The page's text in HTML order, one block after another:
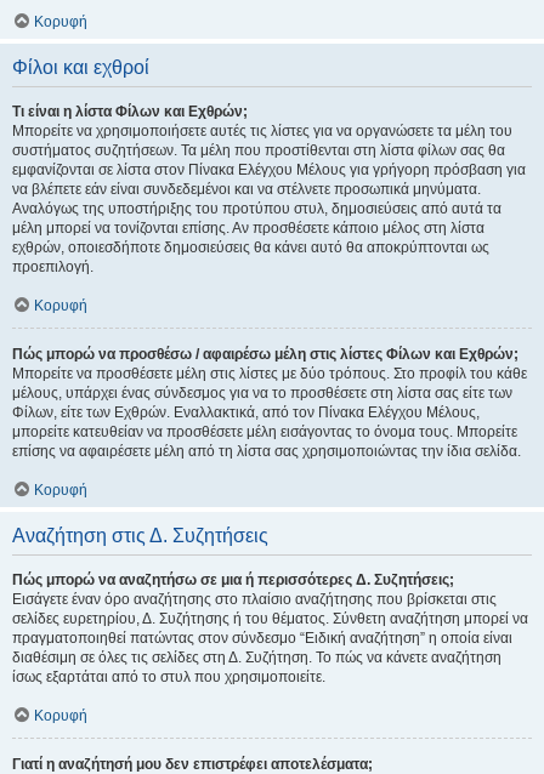
Κορυφή
Φίλοι και εχθροί
Τι είναι η λίστα Φίλων και Εχθρών;
Μπορείτε να χρησιμοποιήσετε αυτές τις λίστες για να οργανώσετε τα μέλη του
συστήματος συζητήσεων. Τα μέλη που προστίθενται στη λίστα φίλων σας θα
εμφανίζονται σε λίστα στον Πίνακα Ελέγχου Μέλους για γρήγορη πρόσβαση για
να βλέπετε εάν είναι συνδεδεμένοι και να στέλνετε προσωπικά μηνύματα.
Αναλόγως της υποστήριξης του προτύπου στυλ, δημοσιεύσεις από αυτά τα
μέλη μπορεί να τονίζονται επίσης. Αν προσθέσετε κάποιο μέλος στη λίστα
εχθρών, οποιεσδήποτε δημοσιεύσεις θα κάνει αυτό θα αποκρύπτονται ως
προεπιλογή.
Κορυφή
Πώς μπορώ να προσθέσω / αφαιρέσω μέλη στις λίστες Φίλων και Εχθρών;
Μπορείτε να προσθέσετε μέλη στις λίστες με δύο τρόπους. Στο προφίλ του κάθε
μέλους, υπάρχει ένας σύνδεσμος για να το προσθέσετε στη λίστα σας είτε των
Φίλων, είτε των Εχθρών. Εναλλακτικά, από τον Πίνακα Ελέγχου Μέλους,
μπορείτε κατευθείαν να προσθέσετε μέλη εισάγοντας το όνομα τους. Μπορείτε
επίσης να αφαιρέσετε μέλη από τη λίστα σας χρησιμοποιώντας την ίδια σελίδα.
Κορυφή
Αναζήτηση στις Δ. Συζητήσεις
Πώς μπορώ να αναζητήσω σε μια ή περισσότερες Δ. Συζητήσεις;
Εισάγετε έναν όρο αναζήτησης στο πλαίσιο αναζήτησης που βρίσκεται στις
σελίδες ευρετηρίου, Δ. Συζήτησης ή του θέματος. Σύνθετη αναζήτηση μπορεί να
πραγματοποιηθεί πατώντας στον σύνδεσμο “Ειδική αναζήτηση” η οποία είναι
διαθέσιμη σε όλες τις σελίδες στη Δ. Συζήτηση. Το πώς να κάνετε αναζήτηση
ίσως εξαρτάται από το στυλ που χρησιμοποιείτε.
Κορυφή
Γιατί η αναζήτησή μου δεν επιστρέφει αποτελέσματα;